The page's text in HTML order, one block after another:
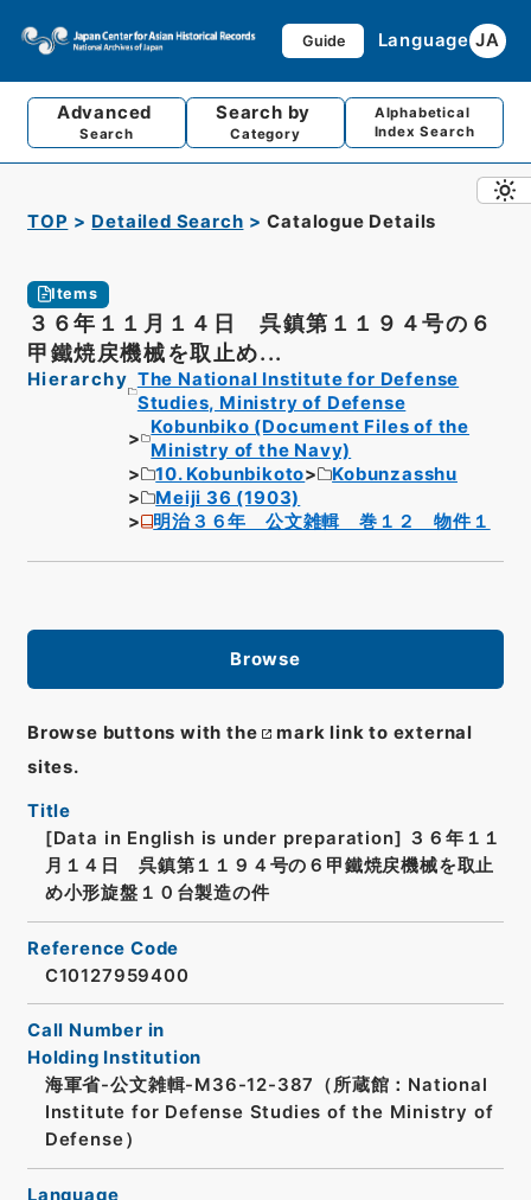
Guide Language JA
Advanced
Search
Search by
Category
Alphabetical
Index Search
TOP Detailed Search Catalogue Details
Items
３６年１１月１４日 呉鎮第１１９４号の６
甲鐵焼戻機械を取止め...
Hierarchy The National Institute for Defense
Studies, Ministry of Defense
Kobunbiko (Document Files of the
Ministry of the Navy)
10. Kobunbikoto
Kobunzasshu
Meiji 36 (1903)
明治３６年 公文雑輯 巻１２ 物件１
Browse
Browse buttons with the
mark link to external
sites.
Title
[Data in English is under preparation]
３６年１１
月１４日 呉鎮第１１９４号の６甲鐵焼戻機械を取止
め小形旋盤１０台製造の件
Reference Code
C10127959400
Call Number in
Holding Institution
海軍省-公文雑輯-M36-12-387（所蔵館：National
Institute for Defense Studies of the Ministry of
Defense）
Language